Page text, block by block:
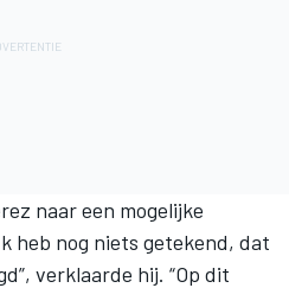
naar een mogelijke
heb nog niets getekend, dat
verklaarde hij. “Op dit